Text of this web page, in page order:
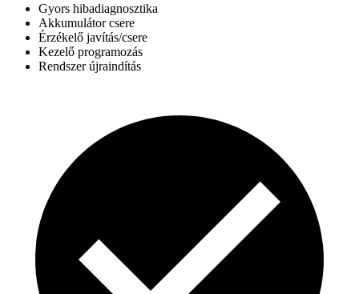
Gyors hibadiagnosztika
Akkumulátor csere
Érzékelő javítás/csere
Kezelő programozás
Rendszer újraindítás